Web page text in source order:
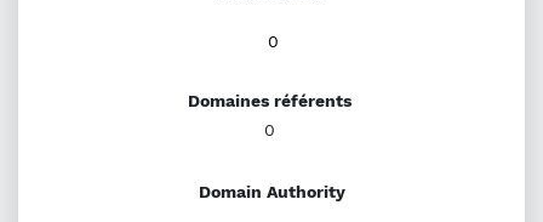
0
Domaines référents
0
Domain Authority